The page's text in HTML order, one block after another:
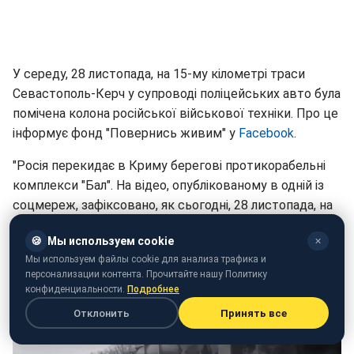
У середу, 28 листопада, на 15-му кілометрі траси
Севастополь-Керч у супроводі поліцейських авто була
помічена колона російської військової техніки. Про це
інформує фонд "Повернись живим" у Facebook.
"Росія перекидає в Криму берегові протикорабельні
комплекси "Бал". На відео, опублікованому в одній із
соцмереж, зафіксовано, як сьогодні, 28 листопада, на
поліцейських авто рухається колона військової
техніки", - написано у повідомленні.
🍪 Мы используем cookie ✕
Мы используем файлы cookie для анализа трафика и
персонализации контента. Прочитайте нашу Политику
конфиденциальности. Подробнее
Отклонить Принять все